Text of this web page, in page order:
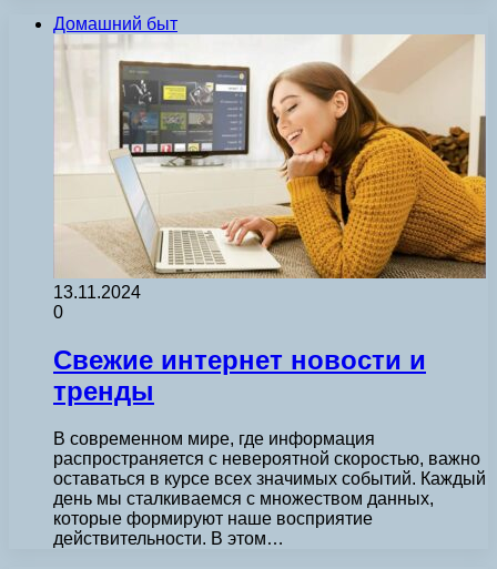
Домашний быт
13.11.2024
0
Свежие интернет новости и
тренды
В современном мире, где информация
распространяется с невероятной скоростью, важно
оставаться в курсе всех значимых событий. Каждый
день мы сталкиваемся с множеством данных,
которые формируют наше восприятие
действительности. В этом…